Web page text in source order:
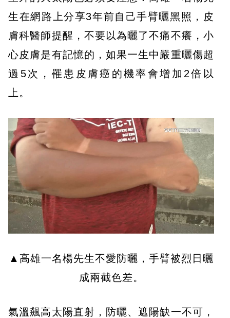
生在網路上分享3年前自己手臂曬黑照，皮
膚科醫師提醒，不要以為曬了不痛不癢，小
心皮膚是有記憶的，如果一生中嚴重曬傷超
過5次，罹患皮膚癌的機率會增加2倍以
上。
▲高雄一名楊先生不愛防曬，手臂被烈日曬
成兩截色差。
氣溫飆高太陽直射，防曬、遮陽缺一不可，